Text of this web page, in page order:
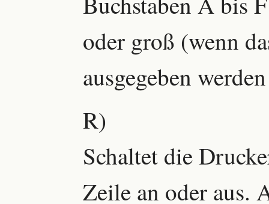
oder groß (wenn
ausgegeben
R)
Schaltet die
Zeile an oder aus.